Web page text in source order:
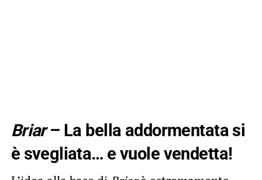
Briar– La bella addormentata si
è svegliata… e vuole vendetta!